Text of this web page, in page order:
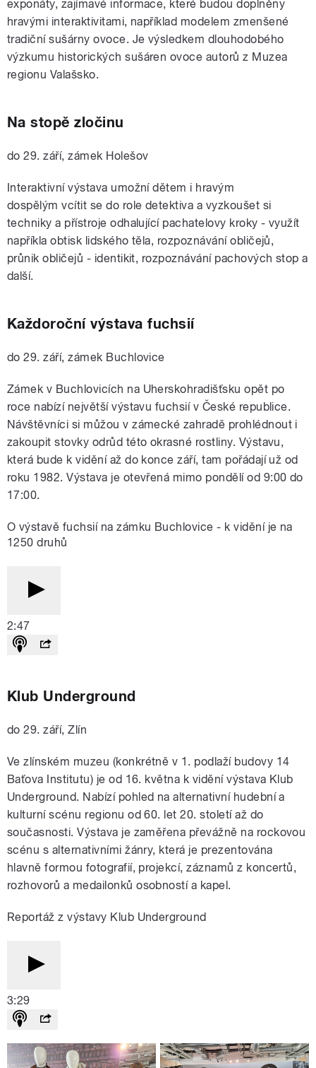
exponáty, zajímavé informace, které budou doplněny
hravými interaktivitami, například modelem zmenšené
tradiční sušárny ovoce. Je výsledkem dlouhodobého
výzkumu historických sušáren ovoce autorů z Muzea
regionu Valašsko.
Na stopě zločinu
do 29. září, zámek Holešov
Interaktivní výstava umožní dětem i hravým
dospělýmvcítit se do role detektiva a vyzkoušet si
techniky a přístroje odhalující pachatelovy kroky - využít
napříkla obtisk lidského těla, rozpoznávání obličejů,
průnik obličejů - identikit, rozpoznávání pachových stop a
další.
Každoroční výstava fuchsií
do 29. září, zámek Buchlovice
Zámek v Buchlovicích na Uherskohradišťsku opět po
roce nabízí největší výstavu fuchsií v České republice.
Návštěvníci si můžou v zámecké zahradě prohlédnout i
zakoupit stovky odrůd této okrasné rostliny. Výstavu,
která bude k vidění až do konce září, tam pořádají už od
roku 1982. Výstava je otevřená mimo pondělí od 9:00 do
17:00.
O výstavě fuchsií na zámku Buchlovice - k vidění je na
1250 druhů
2:47
Klub Underground
do 29. září, Zlín
Ve zlínském muzeu (konkrétně v 1. podlaží budovy 14
Baťova Institutu) je od 16. května k vidění výstava Klub
Underground. Nabízí pohled na alternativní hudební a
kulturní scénu regionu od 60. let 20. století až do
současnosti. Výstava je zaměřena převážně na rockovou
scénu s alternativními žánry, která je prezentována
hlavně formou fotografií, projekcí, záznamů z koncertů,
rozhovorů a medailonků osobností a kapel.
Reportáž z výstavy Klub Underground
3:29